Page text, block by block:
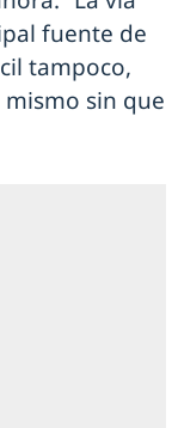
fuente de
tampoco,
mismo sin que